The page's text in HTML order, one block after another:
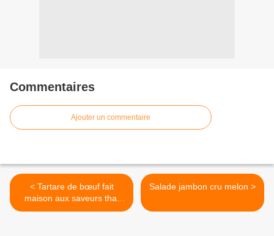
Commentaires
Ajouter un commentaire
< Tartare de bœuf fait
maison aux saveurs thaï
(steak tartare)
Salade jambon cru melon >